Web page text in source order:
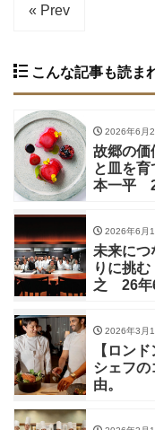
« Prev
こんな記事も読ま
2026年6月
故郷の価
と皿を
本一
2026年6月
未来につ
りに挑
之 26年
2026年3月
【ロン
シェフの
由。